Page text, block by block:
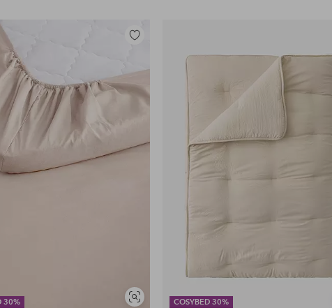
30%
Näytä
Lisää
COSYBED 30%